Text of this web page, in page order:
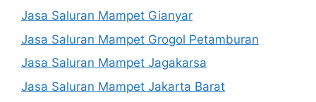
Jasa Saluran Mampet Gianyar
Jasa Saluran Mampet Grogol Petamburan
Jasa Saluran Mampet Jagakarsa
Jasa Saluran Mampet Jakarta Barat